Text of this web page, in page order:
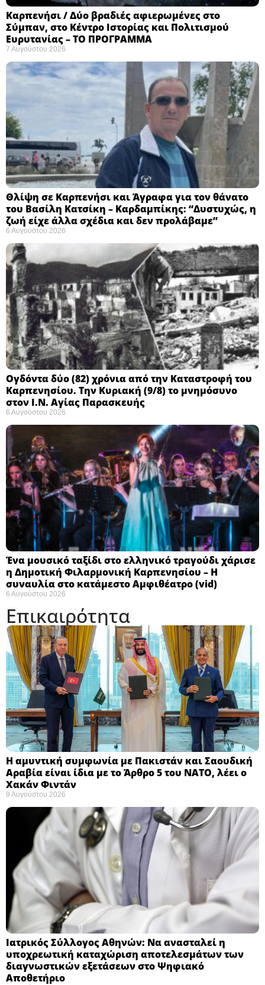
Καρπενήσι / Δύο βραδιές αφιερωμένες στο
Σύμπαν, στο Κέντρο Ιστορίας και Πολιτισμού
Ευρυτανίας – ΤΟ ΠΡΟΓΡΑΜΜΑ
7 Αυγούστου 2026
Θλίψη σε Καρπενήσι και Άγραφα για τον θάνατο
του Βασίλη Κατσίκη – Καρδαμπίκης: “Δυστυχώς, η
ζωή είχε άλλα σχέδια και δεν προλάβαμε”
6 Αυγούστου 2026
Ογδόντα δύο (82) χρόνια από την Καταστροφή του
Καρπενησίου. Την Κυριακή (9/8) το μνημόσυνο
στον Ι.Ν. Αγίας Παρασκευής
6 Αυγούστου 2026
Ένα μουσικό ταξίδι στο ελληνικό τραγούδι χάρισε
η Δημοτική Φιλαρμονική Καρπενησίου – Η
συναυλία στο κατάμεστο Αμφιθέατρο (vid)
6 Αυγούστου 2026
Επικαιρότητα
Η αμυντική συμφωνία με Πακιστάν και Σαουδική
Αραβία είναι ίδια με το Άρθρο 5 του ΝΑΤΟ, λέει ο
Χακάν Φιντάν ​
9 Αυγούστου 2026
Ιατρικός Σύλλογος Αθηνών: Να ανασταλεί η
υποχρεωτική καταχώριση αποτελεσμάτων των
διαγνωστικών εξετάσεων στο Ψηφιακό
Αποθετήριο ​